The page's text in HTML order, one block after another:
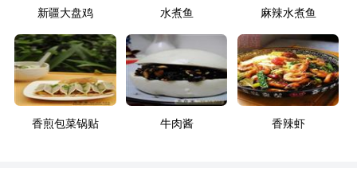
新疆大盘鸡 水煮鱼 麻辣水煮鱼
香煎包菜锅贴 牛肉酱 香辣虾